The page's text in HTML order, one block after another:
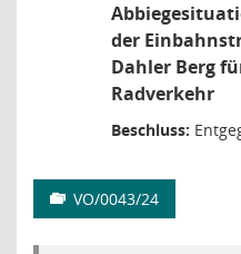
der
Dahler Berg
Radverkehr
Beschluss:
VO/0043/24